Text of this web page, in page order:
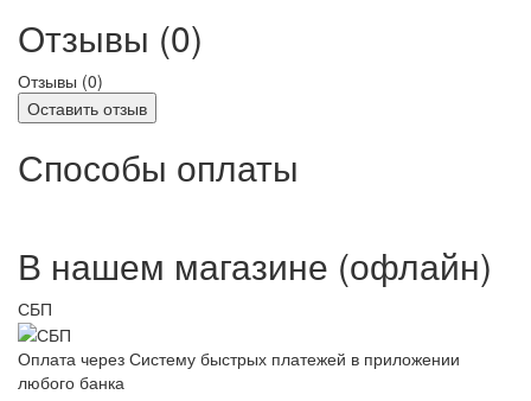
Отзывы (0)
Отзывы (0)
Оставить отзыв
Способы оплаты
В нашем магазине (офлайн)
СБП
Оплата через Систему быстрых платежей в приложении
любого банка